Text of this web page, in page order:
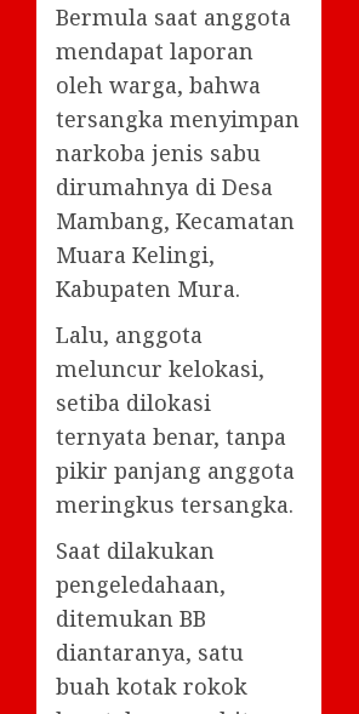
Bermula saat anggota
mendapat laporan
oleh warga, bahwa
tersangka menyimpan
narkoba jenis sabu
dirumahnya di Desa
Mambang, Kecamatan
Muara Kelingi,
Kabupaten Mura.
Lalu, anggota
meluncur kelokasi,
setiba dilokasi
ternyata benar, tanpa
pikir panjang anggota
meringkus tersangka.
Saat dilakukan
pengeledahaan,
ditemukan BB
diantaranya, satu
buah kotak rokok